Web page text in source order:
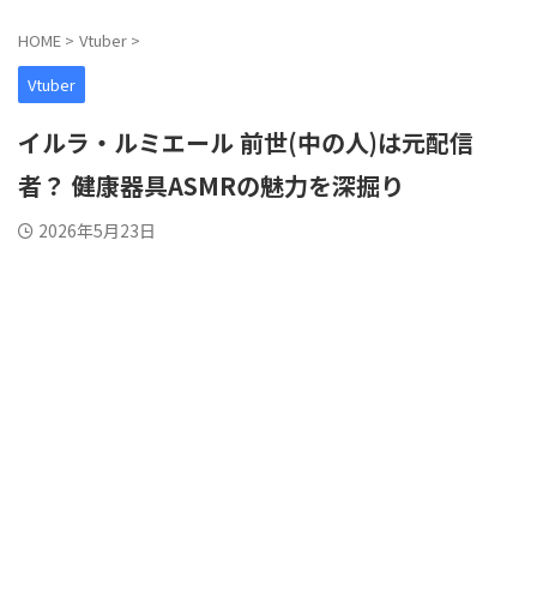
HOME > Vtuber >
Vtuber
イルラ・ルミエール 前世(中の人)は元配信
者？ 健康器具ASMRの魅力を深掘り
2026年5月23日